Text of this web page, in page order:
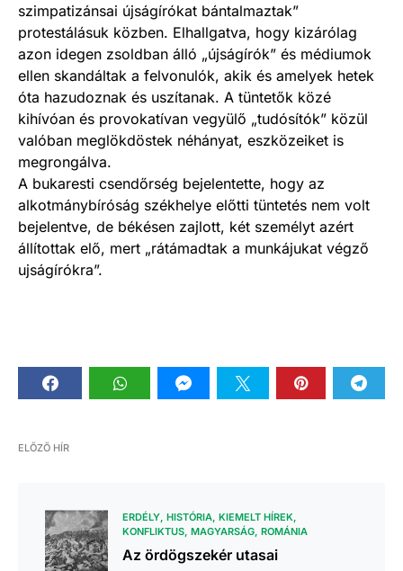
szimpatizánsai újságírókat bántalmaztak”
protestálásuk közben. Elhallgatva, hogy kizárólag
azon idegen zsoldban álló „újságírók” és médiumok
ellen skandáltak a felvonulók, akik és amelyek hetek
óta hazudoznak és uszítanak. A tüntetők közé
kihívóan és provokatívan vegyülő „tudósítók” közül
valóban meglökdöstek néhányat, eszközeiket is
megrongálva.
A bukaresti csendőrség bejelentette, hogy az
alkotmánybíróság székhelye előtti tüntetés nem volt
bejelentve, de békésen zajlott, két személyt azért
állítottak elő, mert „rátámadtak a munkájukat végző
ujságírókra”.
ELŐZŐ HÍR
ERDÉLY HISTÓRIA KIEMELT HÍREK
KONFLIKTUS MAGYARSÁG ROMÁNIA
Az ördögszekér utasai